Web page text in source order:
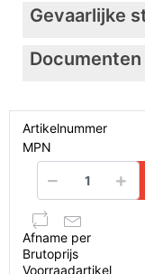
Gevaarlijke
Documenten
Artikelnummer
MPN
Afname per
Brutoprijs
Voorraadartikel